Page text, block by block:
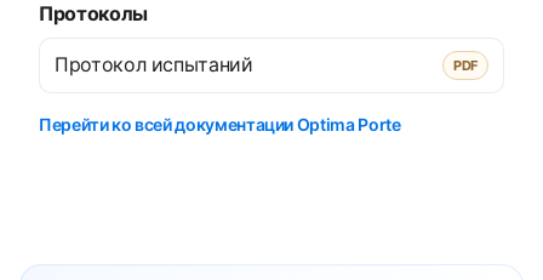
Протоколы
Протокол испытаний PDF
Перейти ко всей документации Optima Porte